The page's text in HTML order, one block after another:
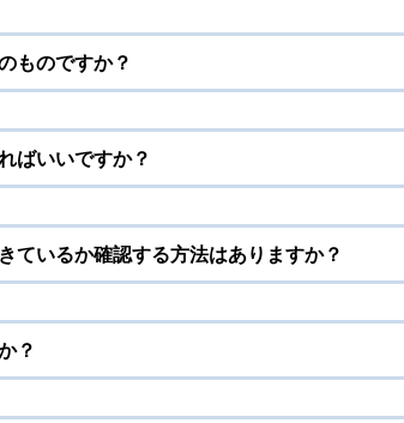
ものですか？
ばいいですか？
ているか確認する方法はありますか？
？